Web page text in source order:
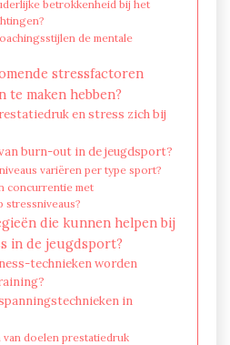
betrokkenheid bij het
de mentale
stressfactoren
te maken hebben?
en stress zich bij
burn-out in de jeugdsport?
variëren per type sport?
concurrentie met
die kunnen helpen bij
in de jeugdsport?
technieken worden
in
van doelen prestatiedruk